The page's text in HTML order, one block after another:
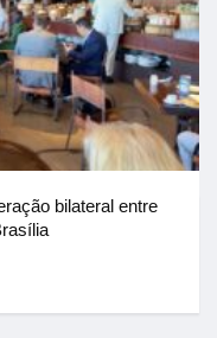
bilateral entre